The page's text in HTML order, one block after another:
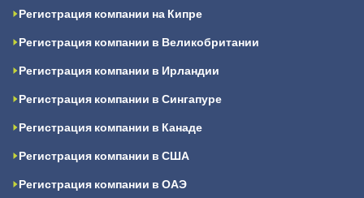
Регистрация компании на Кипре
Регистрация компании в Великобритании
Регистрация компании в Ирландии
Регистрация компании в Сингапуре
Регистрация компании в Канаде
Регистрация компании в США
Регистрация компании в ОАЭ